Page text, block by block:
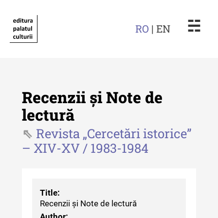
RO | EN ☵
Revista "Cercetări istorice"
Revista "Cercetări istorice" - XLIV
- 2024
Revista "Cercetări istorice" - XLII -
Recenzii și Note de
lectură
Revista „Cercetări istorice”
– XIV-XV / 1983-1984
Title:
Recenzii și Note de lectură